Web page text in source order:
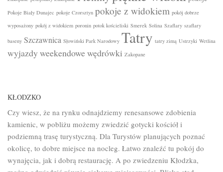
Pokoje Biały Dunajec pokoje Czorsztyn pokoje z widokiem pokój dobrze
wyposażony pokój z widokiem poronin potok kościeliski Smerek Solina Szaflary szaflary
baseny Szczawnica Słowiński Park Narodowy Tatry tatry zimą Ustrzyki Wetlina
wyjazdy weekendowewędrówki Zakopane
KŁODZKO
Czy wiesz, że na rynku odnajdziemy renesansowe zdobienia
kamienic, w pobliżu możemy zwiedzić gotycki kościół i
podziemną trasę turystyczną. Dla Turystów planujących poznać
okolicę, to dobre miejsce na nocleg. Łatwo znaleźć tu pokój do
wynajęcia, jak i dobrą restaurację. A po zwiedzeniu Kłodzka,